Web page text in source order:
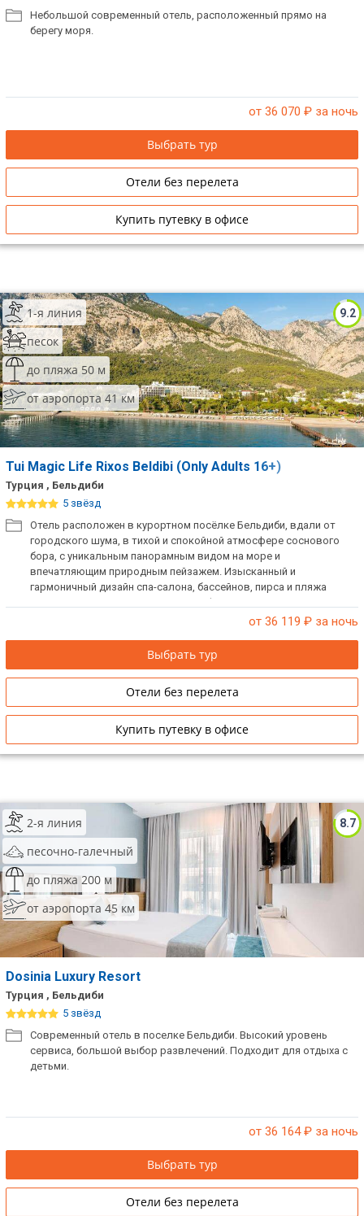
Небольшой современный отель, расположенный прямо на
берегу моря.
от 36 070 ₽ за ночь
Выбрать тур
Отели без перелета
Купить путевку в офисе
9.2
1-я линия
песок
до пляжа 50 м
от аэропорта 41 км
Tui Magic Life Rixos Beldibi (Only Adults 16+)
Турция , Бельдиби
5 звёзд
Отель расположен в курортном посёлке Бельдиби, вдали от
городского шума, в тихой и спокойной атмосфере соснового
бора, с уникальным панорамным видом на море и
впечатляющим природным пейзажем. Изысканный и
гармоничный дизайн спа-салона, бассейнов, пирса и пляжа
позволят Вам погрузиться в атмосферу умиротворения и
спокойствия. Отель только для взрослых старше 16 лет.
от 36 119 ₽ за ночь
Выбрать тур
Отели без перелета
Купить путевку в офисе
8.7
2-я линия
песочно-галечный
до пляжа 200 м
от аэропорта 45 км
Dosinia Luxury Resort
Турция , Бельдиби
5 звёзд
Современный отель в поселке Бельдиби. Высокий уровень
сервиса, большой выбор развлечений. Подходит для отдыха с
детьми.
от 36 164₽ за ночь
Выбрать тур
Отели без перелета